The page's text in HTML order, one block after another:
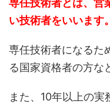
専任技術者とは、営
い技術者をいいます。
専任技術者になるた
る国家資格者の方な
また、10年以上の